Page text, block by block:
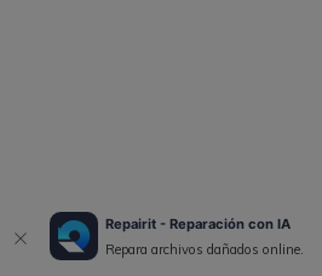
Repairit - Reparación con IA
Repara archivos dañados online.